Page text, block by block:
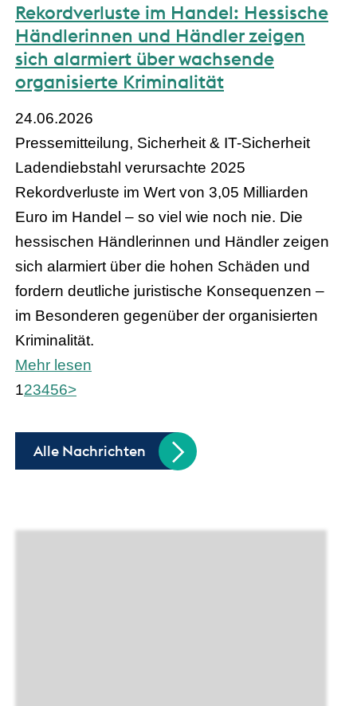
Rekordverluste im Handel: Hessische
Händlerinnen und Händler zeigen
sich alarmiert über wachsende
organisierte Kriminalität
24.06.2026
Pressemitteilung, Sicherheit & IT-Sicherheit
Ladendiebstahl verursachte 2025
Rekordverluste im Wert von 3,05 Milliarden
Euro im Handel – so viel wie noch nie. Die
hessischen Händlerinnen und Händler zeigen
sich alarmiert über die hohen Schäden und
fordern deutliche juristische Konsequenzen –
im Besonderen gegenüber der organisierten
Kriminalität.
Mehr lesen
123456>
Alle Nachrichten